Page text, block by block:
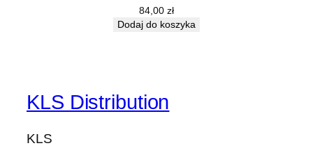
84,00 zł
Dodaj do koszyka
KLS Distribution
KLS